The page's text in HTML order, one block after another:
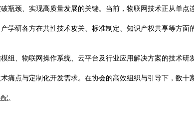
瓶颈、实现高质量发展的关键。当前，物联网技术正从单
学研各方在共性技术攻关、标准制定、知识产权共享等方面
组、物联网操作系统、云平台及行业应用解决方案的技术研
痛点与定制化开发需求。在协会的高效组织与引导下，数十
。